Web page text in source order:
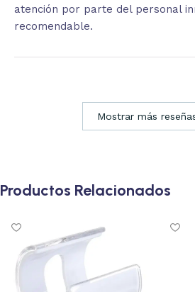
atención por parte del personal
recomendable.
Mostrar más
Productos Relacionados